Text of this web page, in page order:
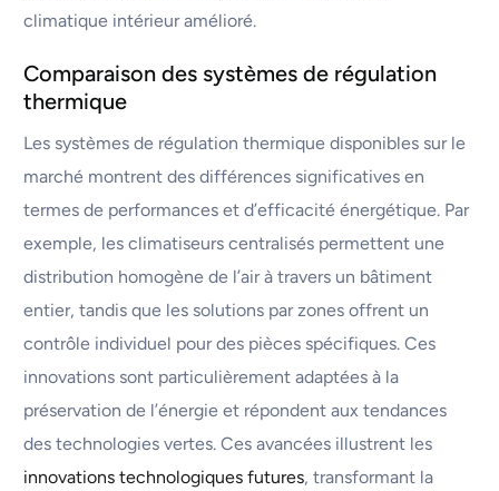
climatique intérieur amélioré.
Comparaison des systèmes de régulation
thermique
Les systèmes de régulation thermique disponibles sur le
marché montrent des différences significatives en
termes de performances et d’efficacité énergétique. Par
exemple, les climatiseurs centralisés permettent une
distribution homogène de l’air à travers un bâtiment
entier, tandis que les solutions par zones offrent un
contrôle individuel pour des pièces spécifiques. Ces
innovations sont particulièrement adaptées à la
préservation de l’énergie et répondent aux tendances
des technologies vertes. Ces avancées illustrent les
innovations technologiques futures, transformant la